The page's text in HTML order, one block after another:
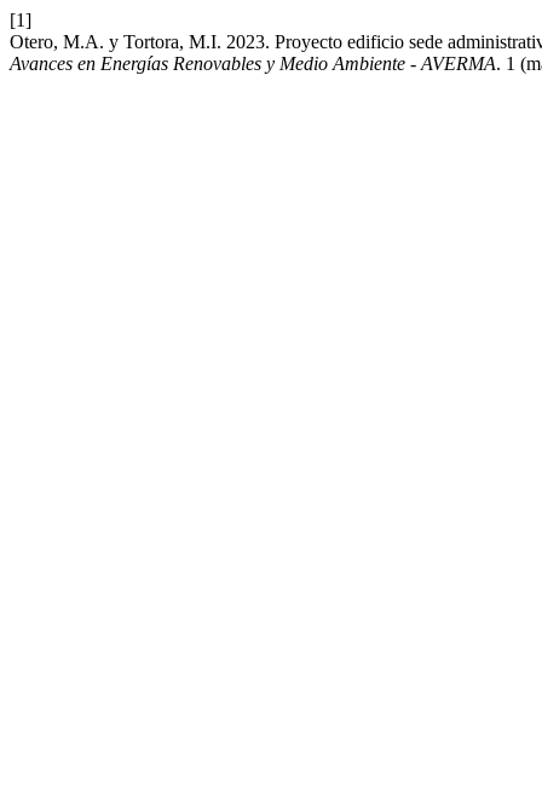
[1]
Otero, M.A. y Tortora, M.I. 2023. Proyecto edificio sede
Avances en Energías Renovables y Medio Ambiente - AVERMA. 1